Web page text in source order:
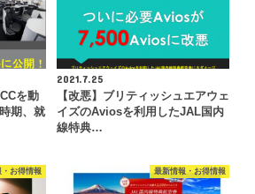
を動
期、就
2021.7.25
【改悪】ブリティッシュエアウェ
イズのAviosを利用したJAL国内
線特典…
・お得情報 最新情報・お得情報